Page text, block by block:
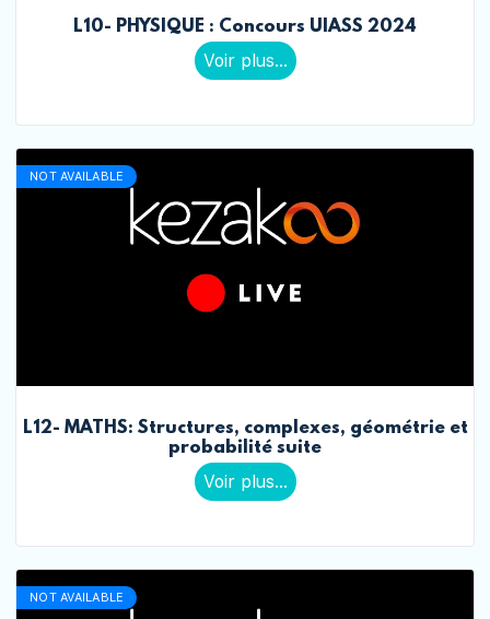
L10- PHYSIQUE : Concours UIASS 2024
Voir plus...
NOT AVAILABLE
L12- MATHS: Structures, complexes, géométrie et
probabilité suite
Voir plus...
NOT AVAILABLE